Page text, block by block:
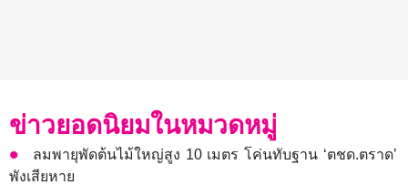
ข่าวยอดนิยมในหมวดหมู่
ลมพายุพัดต้นไม้ใหญ่สูง 10 เมตร โค่นทับฐาน ‘ตชด.ตราด’
พังเสียหาย